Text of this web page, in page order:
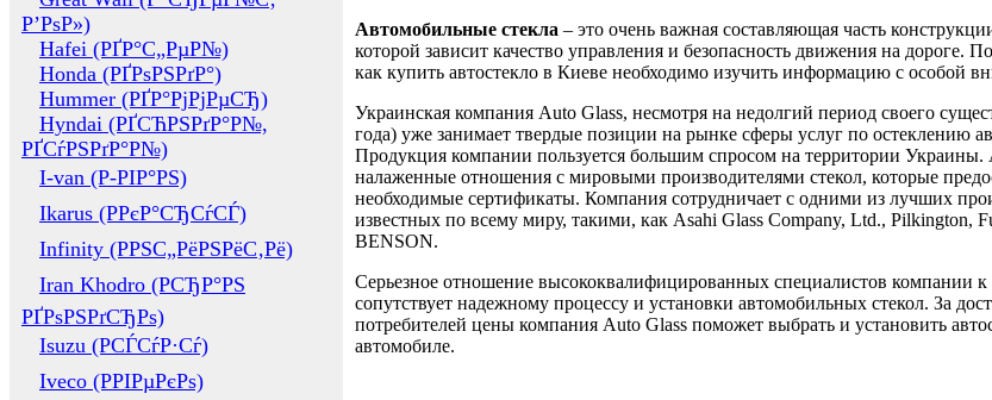
Р’РѕР»)
Hafei (РҐР°С„РµР№)
Honda (РҐРѕРЅРґР°)
Hummer (РҐР°РјРјРµСЂ)
Hyndai (РҐСЋРЅРґР°Р№,
РҐСѓРЅРґР°Р№)
I-van (Р-РІР°РЅ)
Ikarus (РРєР°СЂСѓСЃ)
Infinity (РРЅС„РёРЅРёС‚Рё)
Iran Khodro (РСЂР°РЅ
РҐРѕРЅРґСЂРѕ)
Isuzu (РСЃСѓР·Сѓ)
Iveco (РРІРµРєРѕ)
Автомобильные стекла – это очень важная составляющая часть
которой зависит качество управления и безопасность движения на дороге.
как купить автостекло в Киеве необходимо изучить информацию с особой
Украинская компания Auto Glass, несмотря на недолгий период своего
года) уже занимает твердые позиции на рынке сферы услуг по остеклению
Продукция компании пользуется большим спросом на территории Украины.
налаженные отношения с мировыми производителями стекол, которые
необходимые сертификаты. Компания сотрудничает с одними из лучших
известных по всему миру, такими, как Asahi Glass Company, Ltd., Pilkington,
BENSON.
Серьезное отношение высококвалифицированных специалистов компании к
сопутствует надежному процессу и установки автомобильных стекол. За
потребителей цены компания Auto Glass поможет выбрать и установить
автомобиле.